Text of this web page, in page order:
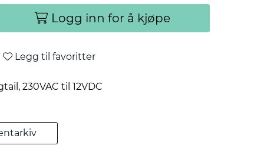
Logg inn for å kjøpe
Legg til favoritter
230VAC til 12VDC